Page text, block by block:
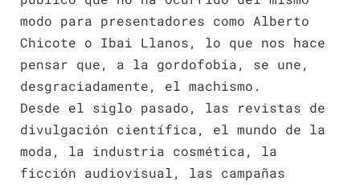
modo para presentadores como Alberto
Chicote o Ibai Llanos, lo que nos hace
pensar que, a la gordofobia, se une,
desgraciadamente, el machismo.
Desde el siglo pasado, las revistas de
divulgación científica, el mundo de la
moda, la industria cosmética, la
ficción audiovisual, las campañas